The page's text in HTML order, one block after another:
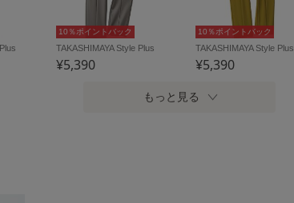
10％ポイントバック
TAKASHIMAYA Style Plus
¥5,390
10％ポイントバック
TAKASHIMAYA Style Plus
¥5,390
もっと見る